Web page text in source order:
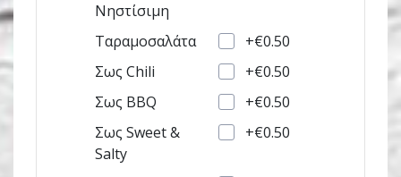
Νηστίσιμη
Ταραμοσαλάτα
+€0.50
Σως Chili
+€0.50
Σως BBQ
+€0.50
Σως Sweet &
Salty
+€0.50